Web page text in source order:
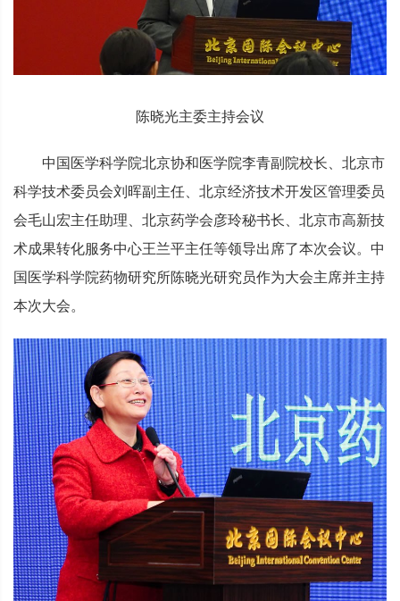
陈晓光主委主持会议
中国医学科学院北京协和医学院李青副院校长、北京市
科学技术委员会刘晖副主任、北京经济技术开发区管理委员
会毛山宏主任助理、北京药学会彦玲秘书长、北京市高新技
术成果转化服务中心王兰平主任等领导出席了本次会议。中
国医学科学院药物研究所陈晓光研究员作为大会主席并主持
本次大会。